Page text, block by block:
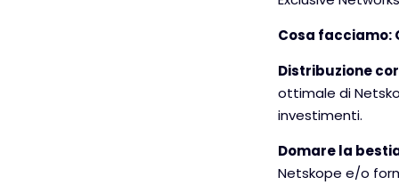
Cosa facciamo:
Distribuzione
ottimale di
investimenti.
Domare la
Netskope e/o